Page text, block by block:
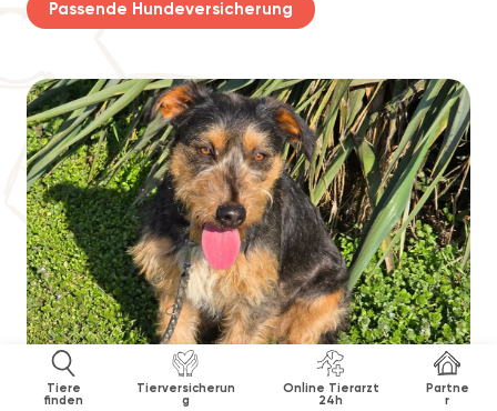
Tiere
finden
Tierversicherun
g
Online Tierarzt
24h
Partne
r
Passende Hundeversicherung